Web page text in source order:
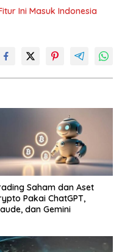
Ini Masuk Indonesia
Saham dan Aset
Pakai ChatGPT,
dan Gemini